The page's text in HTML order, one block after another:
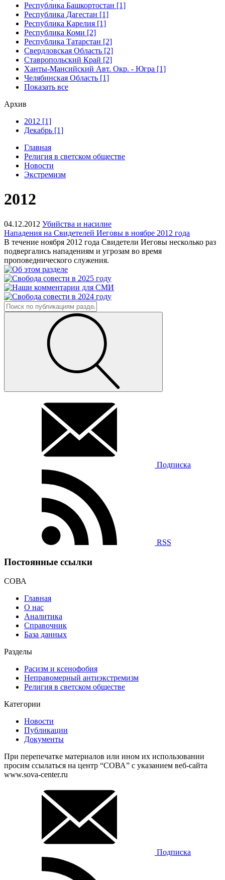
Республика Башкортостан [1]
Республика Дагестан [1]
Республика Карелия [1]
Республика Коми [2]
Республика Татарстан [2]
Свердловская Область [2]
Ставропольский Край [2]
Ханты-Мансийский Авт. Окр. - Югра [1]
Челябинская Область [1]
Показать все
Архив
2012 [1]
Декабрь [1]
Главная
Религия в светском обществе
Новости
Экстремизм
2012
04.12.2012 Убийства и насилие
Нападения на Свидетелей Иеговы в ноябре 2012 года
В течение ноября 2012 года Свидетели Иеговы несколько раз
подвергались нападениям и угрозам во время
проповеднического служения.
Подписка
RSS
Постоянные ссылки
СОВА
Главная
О нас
Аналитика
Справочник
База данных
Разделы
Расизм и ксенофобия
Неправомерный антиэкстремизм
Религия в светском обществе
Категории
Новости
Публикации
Документы
При перепечатке материалов или ином их использовании
просим ссылаться на центр “СОВА” с указанием веб-сайта
www.sova-center.ru
Подписка